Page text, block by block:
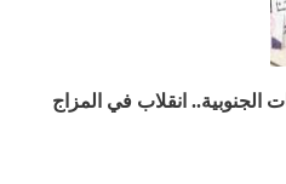
الجنوبية.. انقلاب في المزاج